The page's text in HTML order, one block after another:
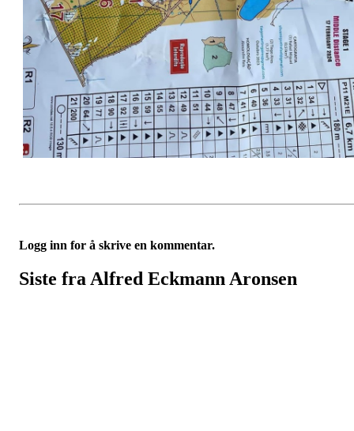
Logg inn for å skrive en kommentar.
Siste fra Alfred Eckmann Aronsen